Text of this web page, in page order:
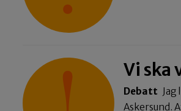
Vi ska
Debatt
Askersund.